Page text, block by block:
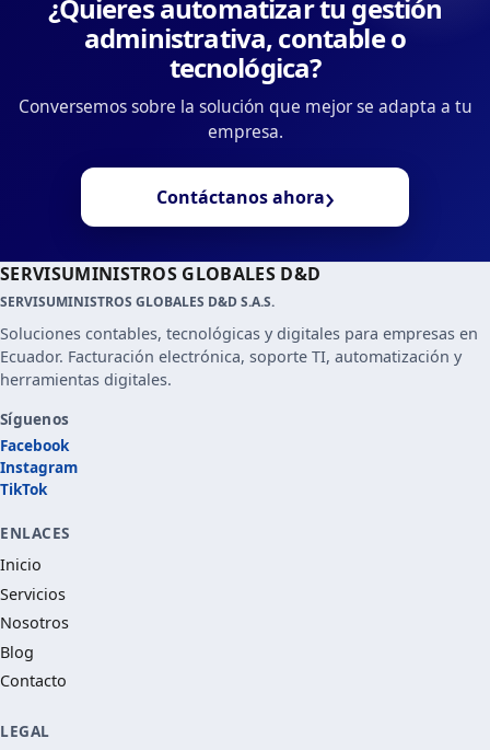
¿Quieres automatizar tu gestión
administrativa, contable o
tecnológica?
Conversemos sobre la solución que mejor se adapta a tu
empresa.
Contáctanos ahora›
SERVISUMINISTROS GLOBALES D&D
SERVISUMINISTROS GLOBALES D&D S.A.S.
Soluciones contables, tecnológicas y digitales para empresas en
Ecuador. Facturación electrónica, soporte TI, automatización y
herramientas digitales.
Síguenos
Facebook
Instagram
TikTok
ENLACES
Inicio
Servicios
Nosotros
Blog
Contacto
LEGAL